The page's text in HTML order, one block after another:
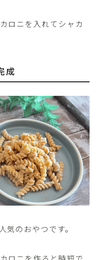
ロニを入れてシャカ
成
気のおやつです。